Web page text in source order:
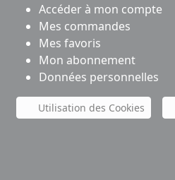
Accéder à mon compte
Mes commandes
Mes favoris
Mon abonnement
Données personnelles
Utilisation des Cookies